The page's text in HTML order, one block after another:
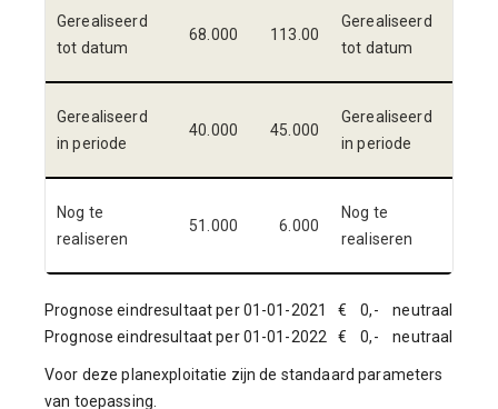
Gerealiseerd
tot datum
68.000 113.00
Gerealiseerd
tot datum
Gerealiseerd
in periode
40.000 45.000
Gerealiseerd
in periode
Nog te
realiseren
51.000 6.000
Nog te
realiseren
Prognose eindresultaat per 01-01-2021 € 0,- neutraal
Prognose eindresultaat per 01-01-2022 € 0,- neutraal
Voor deze planexploitatie zijn de standaard parameters
van toepassing.